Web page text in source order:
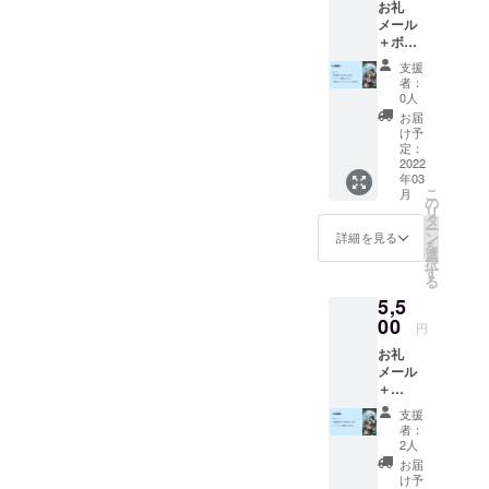
定する
ことが
できま
す。
しくお
願いい
たしま
す。 ＊
支援を
してい
ただく
ページ
にて上
乗せ金
額を設
定する
ことが
できま
を読み
上げさ
せてい
ただき
ます。
※クラウ
ドファ
ンディ
ング募
集終了
後１ヶ
月以内
の配信
で読み
ます。
プロ
ジェク
ト支援
のペー
ジにて
必要事
項をご
入力の
際、"備
考欄"に
お礼
メール
＋ボー
ドゲー
ム
「Anfa
ng」1つ
(送料込)
YouTub
e配信で
のお名
前読み
上げ(任
意) ＋
「Anfa
オンラ
インプ
レイ会
参加券1
回 オン
ライン
での
「Anfa
ng」の
プレイ
会に参
支援
者：
0人
お届
け予
定：
2022
年03
月
詳細を見る
こ
の
リ
タ
ー
ン
を
選
択
す
る
5,5
00 円
お礼
メール
＋
YouTub
e配信で
のお名
前読み
上げ(任
支援
者：
2人
お届
け予